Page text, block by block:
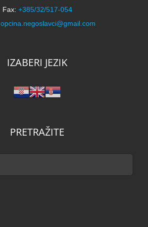
Fax: +385/32/517-054
opcina.negoslavci@gmail.com
IZABERI JEZIK
PRETRAŽITE